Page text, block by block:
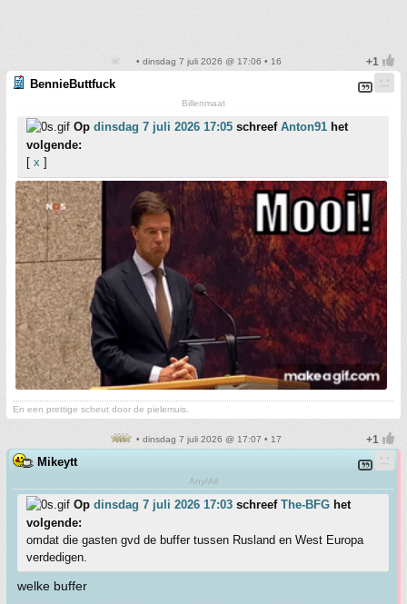
• dinsdag 7 juli 2026 @ 17:06 • 16
BennieButtfuck
Billenmaat
Op dinsdag 7 juli 2026 17:05 schreef Anton91 het
volgende:
[ x ]
En een prettige scheut door de pielemuis.
• dinsdag 7 juli 2026 @ 17:07 • 17
Mikeytt
Any/All
Op dinsdag 7 juli 2026 17:03 schreef The-BFG het
volgende:
omdat die gasten gvd de buffer tussen Rusland en West Europa
verdedigen.
welke buffer